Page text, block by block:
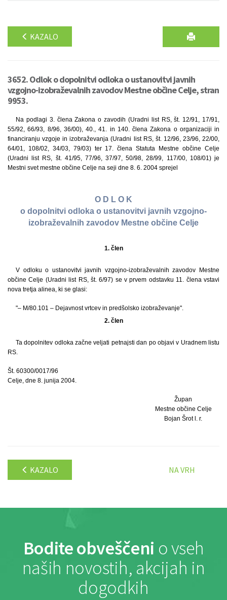
KAZALO
3652. Odlok o dopolnitvi odloka o ustanovitvi javnih
vzgojno-izobraževalnih zavodov Mestne občine Celje, stran
9953.
Na podlagi 3. člena Zakona o zavodih (Uradni list RS, št. 12/91, 17/91,
55/92, 66/93, 8/96, 36/00), 40., 41. in 140. člena Zakona o organizaciji in
financiranju vzgoje in izobraževanja (Uradni list RS, št. 12/96, 23/96, 22/00,
64/01, 108/02, 34/03, 79/03) ter 17. člena Statuta Mestne občine Celje
(Uradni list RS, št. 41/95, 77/96, 37/97, 50/98, 28/99, 117/00, 108/01) je
Mestni svet mestne občine Celje na seji dne 8. 6. 2004 sprejel
O D L O K
o dopolnitvi odloka o ustanovitvi javnih vzgojno-
izobraževalnih zavodov Mestne občine Celje
1. člen
V odloku o ustanovitvi javnih vzgojno-izobraževalnih zavodov Mestne
občine Celje (Uradni list RS, št. 6/97) se v prvem odstavku 11. člena vstavi
nova tretja alinea, ki se glasi:
"– M/80.101 – Dejavnost vrtcev in predšolsko izobraževanje".
2. člen
Ta dopolnitev odloka začne veljati petnajsti dan po objavi v Uradnem listu
RS.
Št. 60300/0017/96
Celje, dne 8. junija 2004.
Župan
Mestne občine Celje
Bojan Šrot l. r.
KAZALO NA VRH
Bodite obveščeni o vseh
naših novostih, akcijah in
dogodkih